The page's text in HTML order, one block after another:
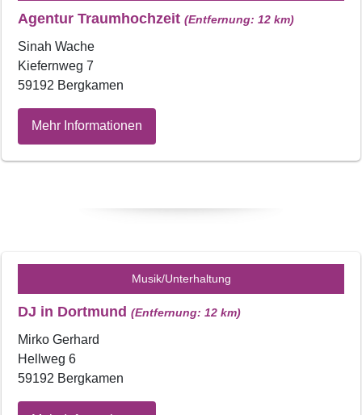
Agentur Traumhochzeit (Entfernung: 12 km)
Sinah Wache
Kiefernweg 7
59192 Bergkamen
Mehr Informationen
Musik/Unterhaltung
DJ in Dortmund (Entfernung: 12 km)
Mirko Gerhard
Hellweg 6
59192 Bergkamen